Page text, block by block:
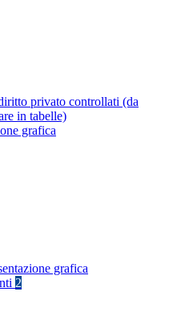
privato controllati (da
in tabelle)
grafica
grafica
2